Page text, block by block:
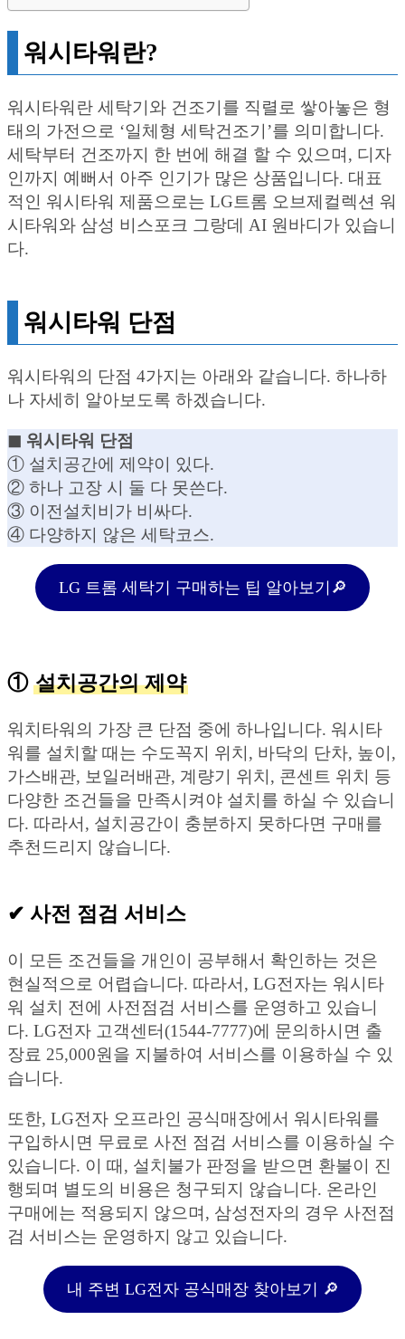
워시타워란?
워시타워란 세탁기와 건조기를 직렬로 쌓아놓은 형
태의 가전으로 ‘일체형 세탁건조기’를 의미합니다.
세탁부터 건조까지 한 번에 해결 할 수 있으며, 디자
인까지 예뻐서 아주 인기가 많은 상품입니다. 대표
적인 워시타워 제품으로는 LG트롬 오브제컬렉션 워
시타워와 삼성 비스포크 그랑데 AI 원바디가 있습니
다.
워시타워 단점
워시타워의 단점 4가지는 아래와 같습니다. 하나하
나 자세히 알아보도록 하겠습니다.
◼︎ 워시타워 단점
① 설치공간에 제약이 있다.
② 하나 고장 시 둘 다 못쓴다.
③ 이전설치비가 비싸다.
④ 다양하지 않은 세탁코스.
LG 트롬 세탁기 구매하는 팁 알아보기🔎
① 설치공간의 제약
워치타워의 가장 큰 단점 중에 하나입니다. 워시타
워를 설치할 때는 수도꼭지 위치, 바닥의 단차, 높이,
가스배관, 보일러배관, 계량기 위치, 콘센트 위치 등
다양한 조건들을 만족시켜야 설치를 하실 수 있습니
다. 따라서, 설치공간이 충분하지 못하다면 구매를
추천드리지 않습니다.
✔︎ 사전 점검 서비스
이 모든 조건들을 개인이 공부해서 확인하는 것은
현실적으로 어렵습니다. 따라서, LG전자는 워시타
워 설치 전에 사전점검 서비스를 운영하고 있습니
다. LG전자 고객센터(1544-7777)에 문의하시면 출
장료 25,000원을 지불하여 서비스를 이용하실 수 있
습니다.
또한, LG전자 오프라인 공식매장에서 워시타워를
구입하시면 무료로 사전 점검 서비스를 이용하실 수
있습니다. 이 때, 설치불가 판정을 받으면 환불이 진
행되며 별도의 비용은 청구되지 않습니다. 온라인
구매에는 적용되지 않으며, 삼성전자의 경우 사전점
검 서비스는 운영하지 않고 있습니다.
내 주변 LG전자 공식매장 찾아보기 🔎